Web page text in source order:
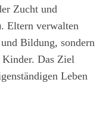
Zucht und
Eltern verwalten
Bildung, sondern
Kinder. Das Ziel
Leben